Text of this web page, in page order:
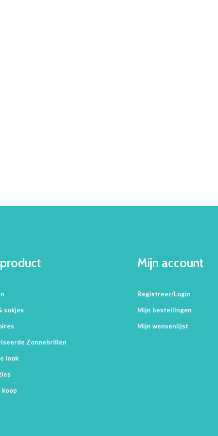
sokjes
Zonnebrillen
look
koop
Mijn account
Registreer/Login
Mijn bestellingen
Mijn wensenlijst